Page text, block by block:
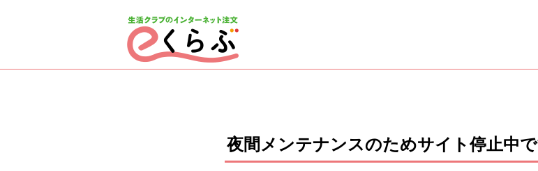
夜間メンテナンスのためサイト停止中